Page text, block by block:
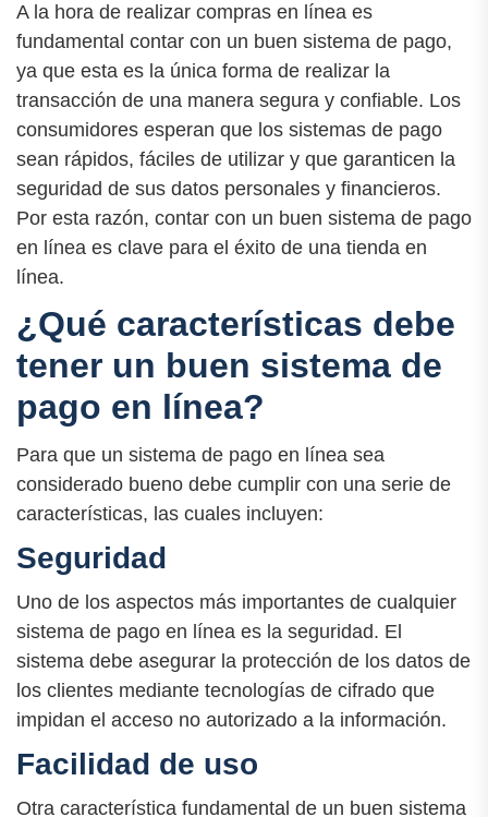
A la hora de realizar compras en línea es
fundamental contar con un buen sistema de pago,
ya que esta es la única forma de realizar la
transacción de una manera segura y confiable. Los
consumidores esperan que los sistemas de pago
sean rápidos, fáciles de utilizar y que garanticen la
seguridad de sus datos personales y financieros.
Por esta razón, contar con un buen sistema de pago
en línea es clave para el éxito de una tienda en
línea.
¿Qué características debe
tener un buen sistema de
pago en línea?
Para que un sistema de pago en línea sea
considerado bueno debe cumplir con una serie de
características, las cuales incluyen:
Seguridad
Uno de los aspectos más importantes de cualquier
sistema de pago en línea es la seguridad. El
sistema debe asegurar la protección de los datos de
los clientes mediante tecnologías de cifrado que
impidan el acceso no autorizado a la información.
Facilidad de uso
Otra característica fundamental de un buen sistema